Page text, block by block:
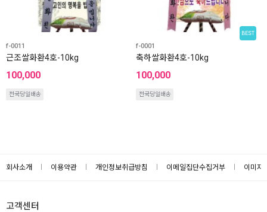
f-0011
근조쌀화환4호-10kg
100,000
전국당일배송
BEST
f-0001
축하쌀화환4호-10kg
100,000
전국당일배송
회사소개 이용약관 개인정보취급방침 이메일집단수집거부 이미지
고객센터